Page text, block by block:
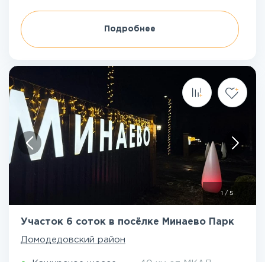
Подробнее
/ 5
Участок 6 соток в посёлке Минаево Парк
Домодедовский район